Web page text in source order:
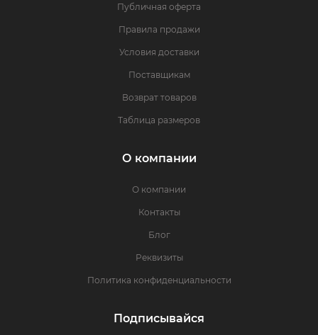
Публичная оферта
Правила продажи
Условия доставки
Поставщикам
Возврат товаров
Таблица размеров
О компании
О компании
Контакты
Блог
Реквизиты
Политика конфиденциальности
Подписывайся